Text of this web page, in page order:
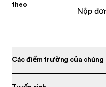
theo
Nộp
Các điểm trường của chúng